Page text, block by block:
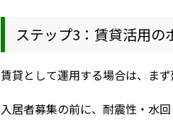
ステップ3：賃貸活用の
賃貸として運用する場合は、ま
入居者募集の前に、耐震性・水